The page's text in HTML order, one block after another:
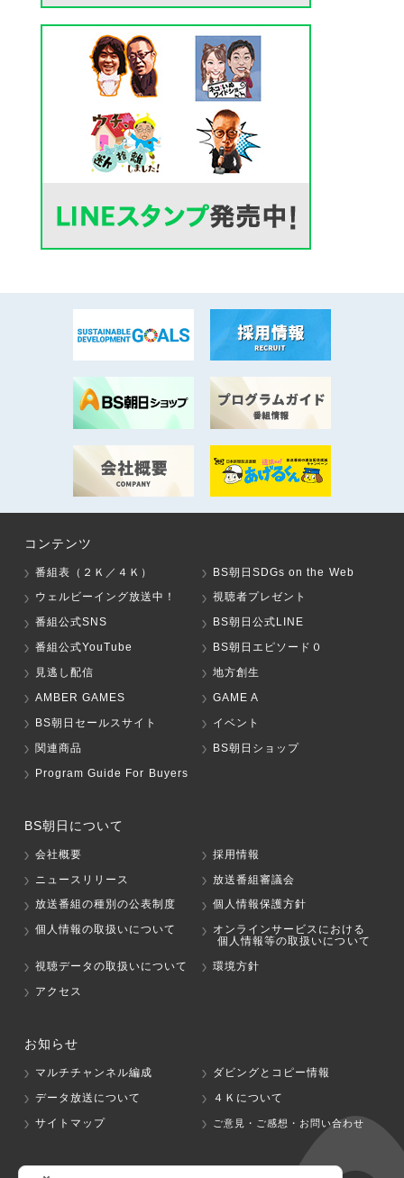
コンテンツ
番組表（２Ｋ／４Ｋ）
BS朝日SDGs on the Web
ウェルビーイング放送中！
視聴者プレゼント
番組公式SNS
BS朝日公式LINE
番組公式YouTube
BS朝日エピソード０
見逃し配信
地方創生
AMBER GAMES
GAME A
BS朝日セールスサイト
イベント
関連商品
BS朝日ショップ
Program Guide For Buyers
BS朝日について
会社概要
採用情報
ニュースリリース
放送番組審議会
放送番組の種別の公表制度
個人情報保護方針
個人情報の取扱いについて
オンラインサービスにおける
個人情報等の取扱いについて
視聴データの取扱いについて
環境方針
アクセス
お知らせ
マルチチャンネル編成
ダビングとコピー情報
データ放送について
４Ｋについて
サイトマップ
ご意見・ご感想・お問い合わせ
グループ会社